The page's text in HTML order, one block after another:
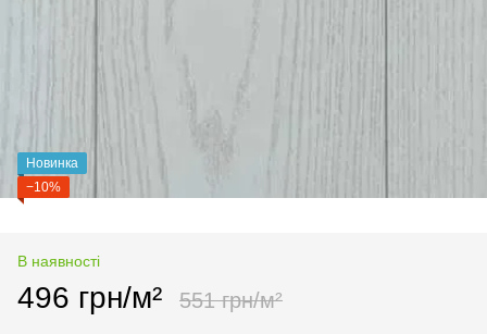
Новинка
−10%
В наявності
496 грн/м² 551 грн/м²